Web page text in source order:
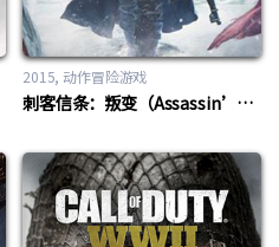
2015 动作冒险游戏
刺客信条：叛变（Assassin’s Creed：Rogue）